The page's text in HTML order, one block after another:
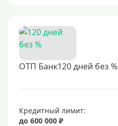
ОТП Банк120 дней без %
Кредитный лимит:
до 600 000 ₽